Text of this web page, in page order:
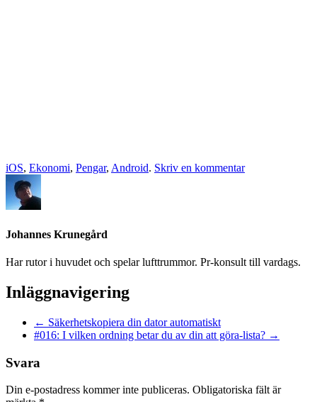
iOS, Ekonomi, Pengar, Android. Skriv en kommentar
Johannes Krunegård
Har rutor i huvudet och spelar lufttrummor. Pr-konsult till vardags.
Inläggnavigering
← Säkerhetskopiera din dator automatiskt
#016: I vilken ordning betar du av din att göra-lista? →
Svara
Din e-postadress kommer inte publiceras. Obligatoriska fält är